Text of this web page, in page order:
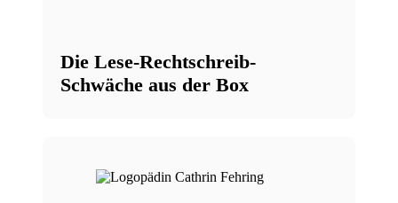
Die Lese-Rechtschreib-
Schwäche aus der Box